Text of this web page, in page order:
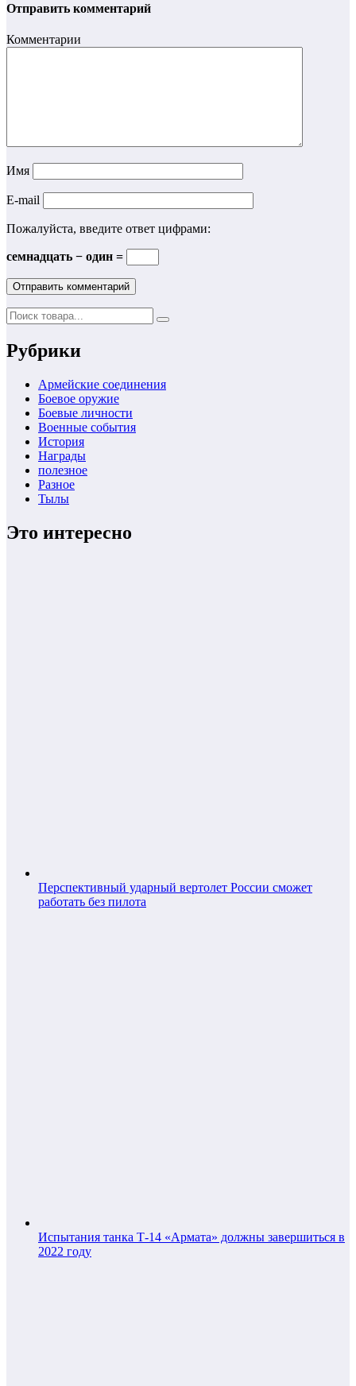
Отправить комментарий
Комментарии
Имя
E-mail
Пожалуйста, введите ответ цифрами:
семнадцать − один =
Рубрики
Армейские соединения
Боевое оружие
Боевые личности
Военные события
История
Награды
полезное
Разное
Тылы
Это интересно
Перспективный ударный вертолет России сможет
работать без пилота
Испытания танка Т-14 «Армата» должны завершиться в
2022 году